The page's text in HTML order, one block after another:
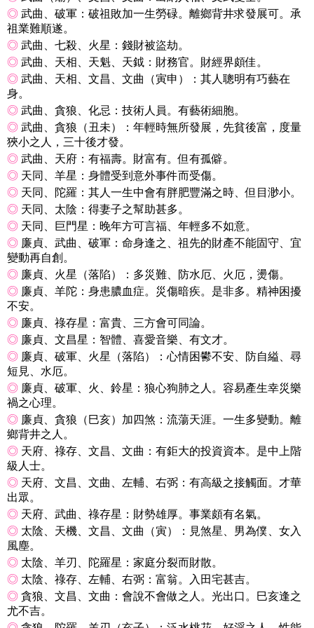
◎ 武曲、破軍：破祖敗加一生勞碌。離鄉背井求發展可。承
祖業難順遂。
◎ 武曲、七殺、火星：錢財被盜劫。
◎ 武曲、天相、天魁、天鉞：財務官。財經界頗佳。
◎ 武曲、天相、文昌、文曲（寅申）：其人聰明有巧藝在
身。
◎ 武曲、貪狼、化忌：技術人員。有藝術細胞。
◎ 武曲、貪狼（丑未）：年輕時無所發展，先貧後富，度量
狹小之人，三十後才發。
◎ 武曲、天府：有福壽。財富有。但有孤僻。
◎ 天同、羊星：身體受到意外事件而受傷。
◎ 天同、陀羅：其人一生中會有胖肥豐滿之時、但目渺小。
◎ 天同、太陰：得妻子之幫助甚多。
◎ 天同、巨門星：晚年方可言福、年輕多不如意。
◎ 廉貞、武曲、破軍：命身逢之、祖先的財產不能固守、宜
變動再自創。
◎ 廉貞、火星（落陷）：多災難、防水厄、火厄，燙傷。
◎ 廉貞、羊陀：身患膿血症。災傷暗疾。是非多。精神困擾
不安。
◎ 廉貞、祿存星：富貴、三方會可同論。
◎ 廉貞、文昌星：智體、喜愛音樂、有文才。
◎ 廉貞、破軍、火星（落陷）：心情困鬰不安、防自縊、尋
短見、水厄。
◎ 廉貞、破軍、火、鈴星：狼心狗肺之人。容易產生幸災樂
禍之心理。
◎ 廉貞、貪狼（巳亥）加四煞：流蕩天涯。一生多變動。離
鄉背井之人。
◎ 天府、祿存、文昌、文曲：有鉅大的投資資本。是中上階
級人士。
◎ 天府、文昌、文曲、左輔、右弼：有高級之接觸面。才華
出眾。
◎ 天府、武曲、祿存星：財勢雄厚。事業頗有名氣。
◎ 太陰、天機、文昌、文曲（寅）：見煞星、男為僕、女入
風塵。
◎ 太陰、羊刃、陀羅星：家庭分裂而財散。
◎ 太陰、祿存、左輔、右弼：富翁。入田宅甚吉。
◎ 貪狼、文昌、文曲：會說不會做之人。光出口。巳亥逢之
尤不吉。